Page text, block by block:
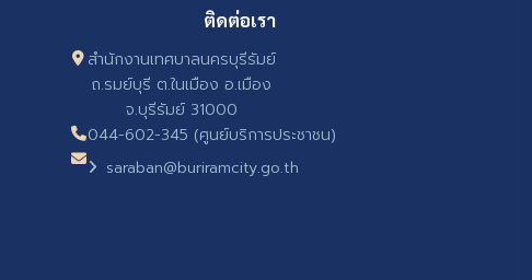
ติดต่อเรา
สำนักงานเทศบาลนครบุรีรัมย์
ถ.รมย์บุรี ต.ในเมือง อ.เมือง
จ.บุรีรัมย์ 31000
044-602-345 (ศูนย์บริการประชาชน)
saraban@buriramcity.go.th